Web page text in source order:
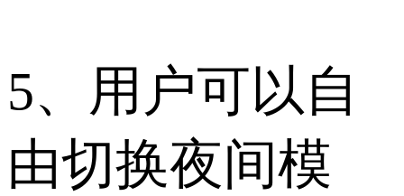
5、用户可以自
由切换夜间模